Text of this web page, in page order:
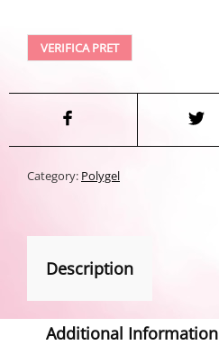
VERIFICA PRET
Category: Polygel
Description
Additional Information